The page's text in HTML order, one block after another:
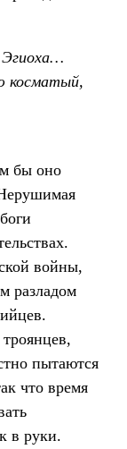
косматый,
бы оно
войны,
разладом
пытаются
что время
в руки.